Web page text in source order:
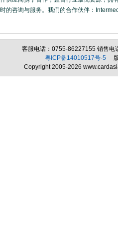
时的咨询与服务。我们的合作伙伴：
客服电话：0755-86227155 销售
粤ICP备14010517号-5 版
Copyright 2005-2026